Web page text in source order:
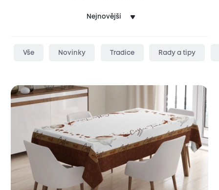
Vše Novinky Tradice Rady a tipy